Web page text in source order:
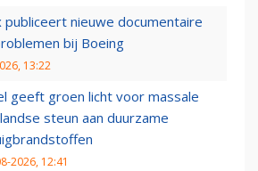
publiceert nieuwe documentaire
bij Boeing
13:22
geeft groen licht voor massale
steun aan duurzame
2026, 12:41